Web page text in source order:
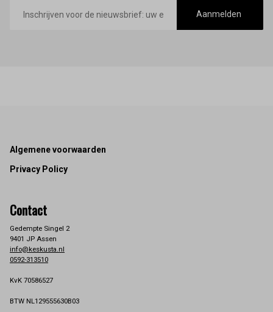
mailadres
Aanmelden
Footer
Algemene voorwaarden
Privacy Policy
Contact
Gedempte Singel 2
9401 JP Assen
info@keskusta.nl
0592-313510
KvK 70586527
BTW NL129555630B03